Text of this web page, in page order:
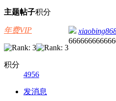
主题帖子积分
年费VIP
积分
4956
发消息